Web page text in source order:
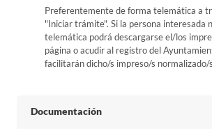
Preferentemente de forma telemática a
"Iniciar trámite". Si la persona interesada
telemática podrá descargarse el/los
página o acudir al registro del
facilitarán dicho/s impreso/s normalizado/
Documentación